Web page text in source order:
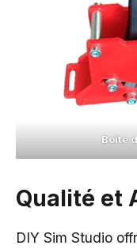
Boite
Qualité et
DIY Sim Studio